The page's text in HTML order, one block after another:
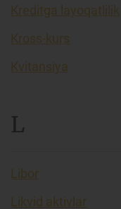
Kreditga layoqatlilik
Kross-kurs
Kvitansiya
L
Libor
Likvid aktivlar